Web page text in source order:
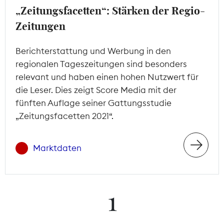
Mitgliederbereich
„Zeitungsfacetten“: Stärken der Regio-
Zeitungen
Berichterstattung und Werbung in den
regionalen Tageszeitungen sind besonders
relevant und haben einen hohen Nutzwert für
die Leser. Dies zeigt Score Media mit der
fünften Auflage seiner Gattungsstudie
„Zeitungsfacetten 2021“.
Marktdaten
1